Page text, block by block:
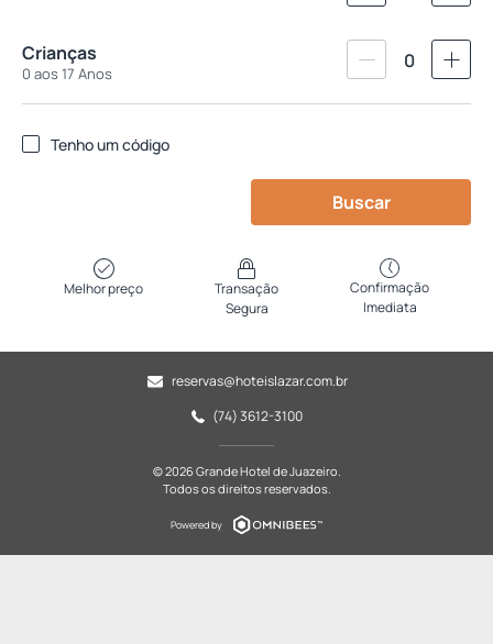
Crianças
0 aos 17 Anos
0
Tenho um código
Buscar
Melhor preço
Transação
Segura
Confirmação
Imediata
reservas@hoteislazar.com.br
(74) 3612-3100
© 2026 Grande Hotel de Juazeiro.
Todos os direitos reservados.
Powered by